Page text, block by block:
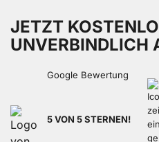
JETZT
UNVERBINDLICH
Google Bewertung
5 VON 5 STERNEN!